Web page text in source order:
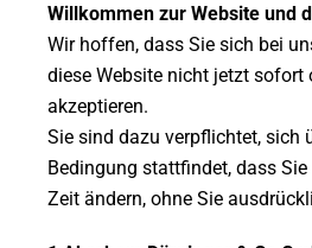
Willkommen zur Website und
Wir hoffen, dass Sie sich bei
diese Website nicht jetzt sofort
akzeptieren.
Sie sind dazu verpflichtet, sich
Bedingung stattfindet, dass
Zeit ändern, ohne Sie
Sport T-Shirts
Tanktops